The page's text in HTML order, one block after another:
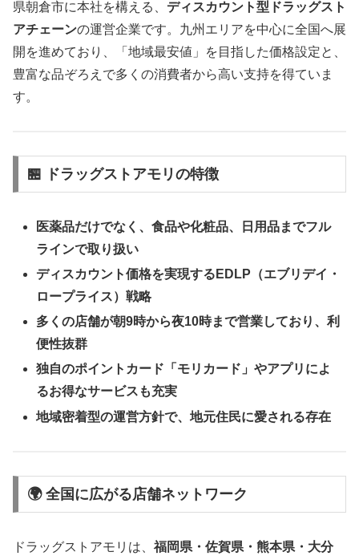
県朝倉市に本社を構える、 ディスカウント型ドラッグスト
アチェーンの運営企業です。九州エリアを中心に全国へ展
開を進めており、「地域最安値」を目指した価格設定と、
豊富な品ぞろえで多くの消費者から高い支持を得ていま
す。
🏪 ドラッグストアモリの特徴
医薬品だけでなく、食品や化粧品、日用品までフル
ラインで取り扱い
ディスカウント価格を実現するEDLP（エブリデイ・
ロープライス）戦略
多くの店舗が朝9時から夜10時まで営業しており、利
便性抜群
独自のポイントカード「モリカード」やアプリによ
るお得なサービスも充実
地域密着型の運営方針で、地元住民に愛される存在
🌍 全国に広がる店舗ネットワーク
ドラッグストアモリは、 福岡県・佐賀県・熊本県・大分